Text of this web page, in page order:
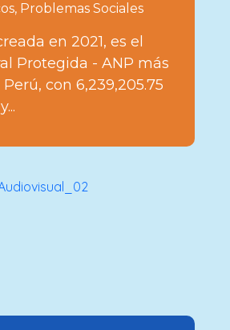
Problemas Sociales
en 2021, es el
Protegida - ANP más
con 6,239,205.75